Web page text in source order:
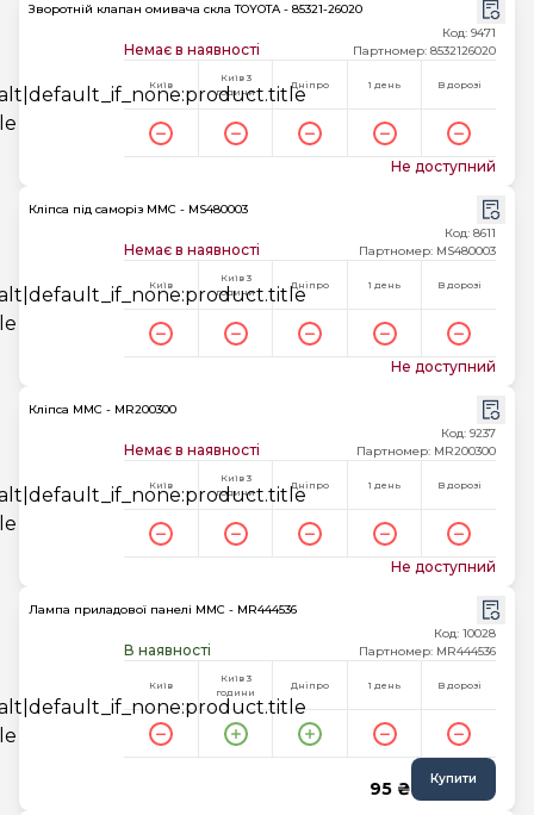
Зворотній клапан омивача скла TOYOTA - 85321-26020
Немає в наявності
Код: 9471
Партномер: 8532126020
Київ
Київ 3
години
Дніпро 1 день В дорозі
Не доступний
Кліпса під саморіз MMC - MS480003
Немає в наявності
Код: 8611
Партномер: MS480003
Київ
Київ 3
години
Дніпро 1 день В дорозі
Не доступний
Кліпса MMC - MR200300
Немає в наявності
Код: 9237
Партномер: MR200300
Київ
Київ 3
години
Дніпро 1 день В дорозі
Не доступний
Лампа приладової панелі MMC - MR444536
В наявності
Код: 10028
Партномер: MR444536
Київ
Київ 3
години
Дніпро 1 день В дорозі
95 ₴ Купити